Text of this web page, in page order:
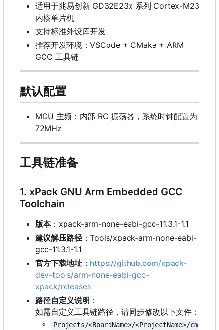
适用于兆易创新 GD32E23x 系列 Cortex-M23
内核单片机
支持标准外设库开发
推荐开发环境：VSCode + CMake + ARM
GCC 工具链
默认配置
MCU 主频：内部 RC 振荡器，系统时钟配置为
72MHz
工具链准备
1. xPack GNU Arm Embedded GCC
Toolchain
版本： xpack-arm-none-eabi-gcc-11.3.1-1.1
建议解压路径： Tools/xpack-arm-none-eabi-
gcc-11.3.1-1.1
官方下载地址 ： https://github.com/xpack-
dev-tools/arm-none-eabi-gcc-
xpack/releases
路径自定义说明 ：
如需自定义工具链路径，请同步修改以下文件：
Projects/<BoardName>/<ProjectName>/cm